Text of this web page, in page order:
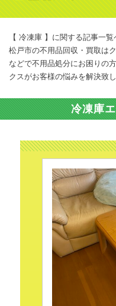
【 冷凍庫 】に関する記事一覧
松戸市の不用品回収・買取は
などで不用品処分にお困りの
クスがお客様の悩みを解決致
冷凍庫